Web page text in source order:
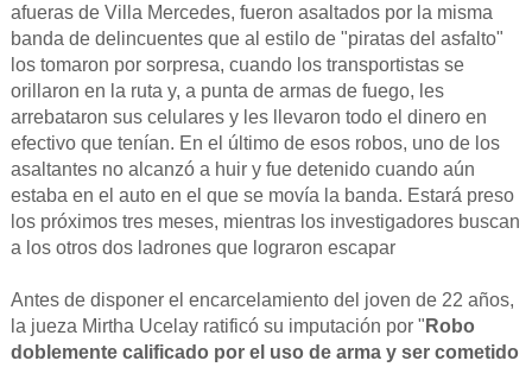
afueras de Villa Mercedes, fueron asaltados por la misma
banda de delincuentes que al estilo de "piratas del asfalto"
los tomaron por sorpresa, cuando los transportistas se
orillaron en la ruta y, a punta de armas de fuego, les
arrebataron sus celulares y les llevaron todo el dinero en
efectivo que tenían. En el último de esos robos, uno de los
asaltantes no alcanzó a huir y fue detenido cuando aún
estaba en el auto en el que se movía la banda. Estará preso
los próximos tres meses, mientras los investigadores buscan
a los otros dos ladrones que lograron escapar
Antes de disponer el encarcelamiento del joven de 22 años,
la jueza Mirtha Ucelay ratificó su imputación por " Robo
doblemente calificado por el uso de arma y ser cometido